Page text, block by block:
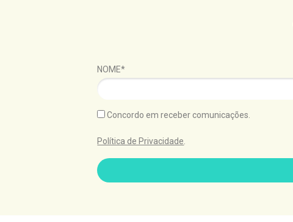
NOME*
Concordo em receber comunicações.
Política de Privacidade.